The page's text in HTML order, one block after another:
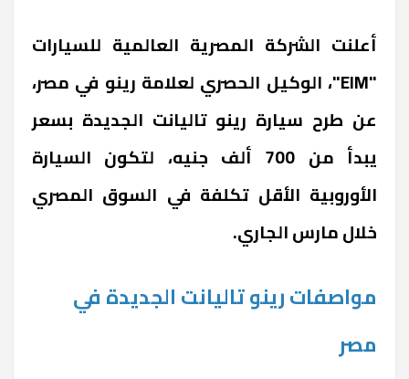
أعلنت الشركة المصرية العالمية للسيارات
"EIM"، الوكيل الحصري لعلامة رينو في مصر،
عن طرح سيارة رينو تاليانت الجديدة بسعر
يبدأ من 700 ألف جنيه، لتكون السيارة
الأوروبية الأقل تكلفة في السوق المصري
خلال مارس الجاري.
مواصفات رينو تاليانت الجديدة في
مصر